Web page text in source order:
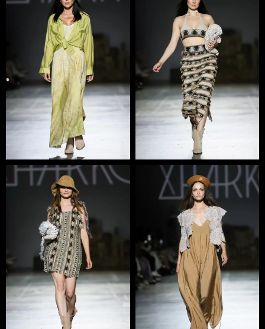
Zharko брали участь у Brussels Fashion Week SS24 та
різноманітних pop-up маркетах закордоном.
Zharko піклується про навколишнє середовище, тому
створює лімітовані колекції, переважно з натуральних
тканин. Також, бренд переробляє всі моделі із залишків
та створює колекції із вінтажних джинсів, перевтілених
за допомогою техніки вʼязання “denim net”.
Колекції бренду присвячені українській ідентичності,
вони про свободу слова, вільний політ, дихання під
мирним небом. Zharko використовує традиційний
український, стародавній символ – орнамент, показуючи,
що Україна живе в кожному з нас. У колекціях бренду
українські цінності набувають нового значення.